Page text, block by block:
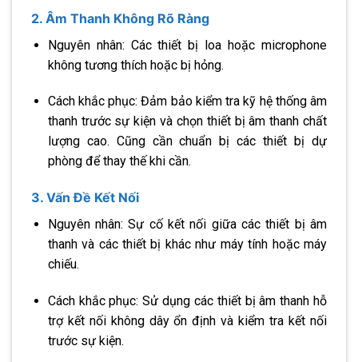
2. Âm Thanh Không Rõ Ràng
Nguyên nhân: Các thiết bị loa hoặc microphone
không tương thích hoặc bị hỏng.
Cách khắc phục: Đảm bảo kiểm tra kỹ hệ thống âm
thanh trước sự kiện và chọn thiết bị âm thanh chất
lượng cao. Cũng cần chuẩn bị các thiết bị dự
phòng để thay thế khi cần.
3. Vấn Đề Kết Nối
Nguyên nhân: Sự cố kết nối giữa các thiết bị âm
thanh và các thiết bị khác như máy tính hoặc máy
chiếu.
Cách khắc phục: Sử dụng các thiết bị âm thanh hỗ
trợ kết nối không dây ổn định và kiểm tra kết nối
trước sự kiện.